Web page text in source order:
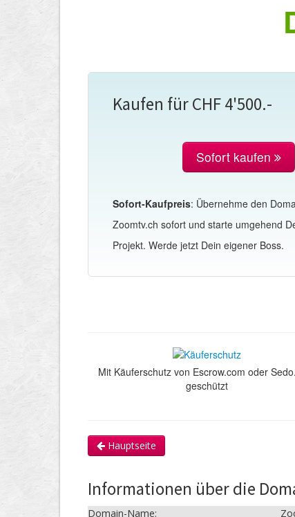
Kaufen für CHF 4'500.-
Sofort kaufen
Sofort-Kaufpreis: Übernehme den
Zoomtv.ch sofort und starte umgehend
Projekt. Werde jetzt Dein eigener Boss.
Mit Käuferschutz von Escrow.com oder
geschützt
Hauptseite
Informationen über die
Domain-Name: